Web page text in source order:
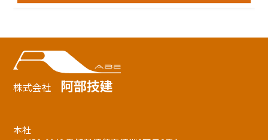
株式会社 阿部技建
本社